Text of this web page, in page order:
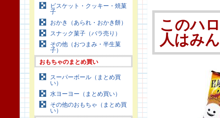
ビスケット・クッキー・焼菓
子
おかき（あられ・おかき餅）
スナック菓子（バラ売り）
その他（おつまみ・半生菓
子）
おもちゃのまとめ買い
スーパーボール（まとめ買
い）
水ヨーヨー（まとめ買い）
その他のおもちゃ（まとめ買
い）
このハ
人はみ